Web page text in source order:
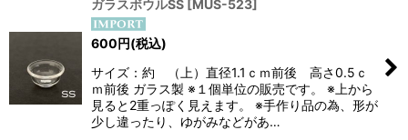
ガラスボウルSS [ MUS-523]
600円(税込)
サイズ：約 （上）直径1.1ｃｍ前後 高さ0.5ｃ
ｍ前後 ガラス製 ※１個単位の販売です。 ※上から
見ると2重っぽく見えます。 ※手作り品の為、形が
少し違ったり、ゆがみなどがあ…